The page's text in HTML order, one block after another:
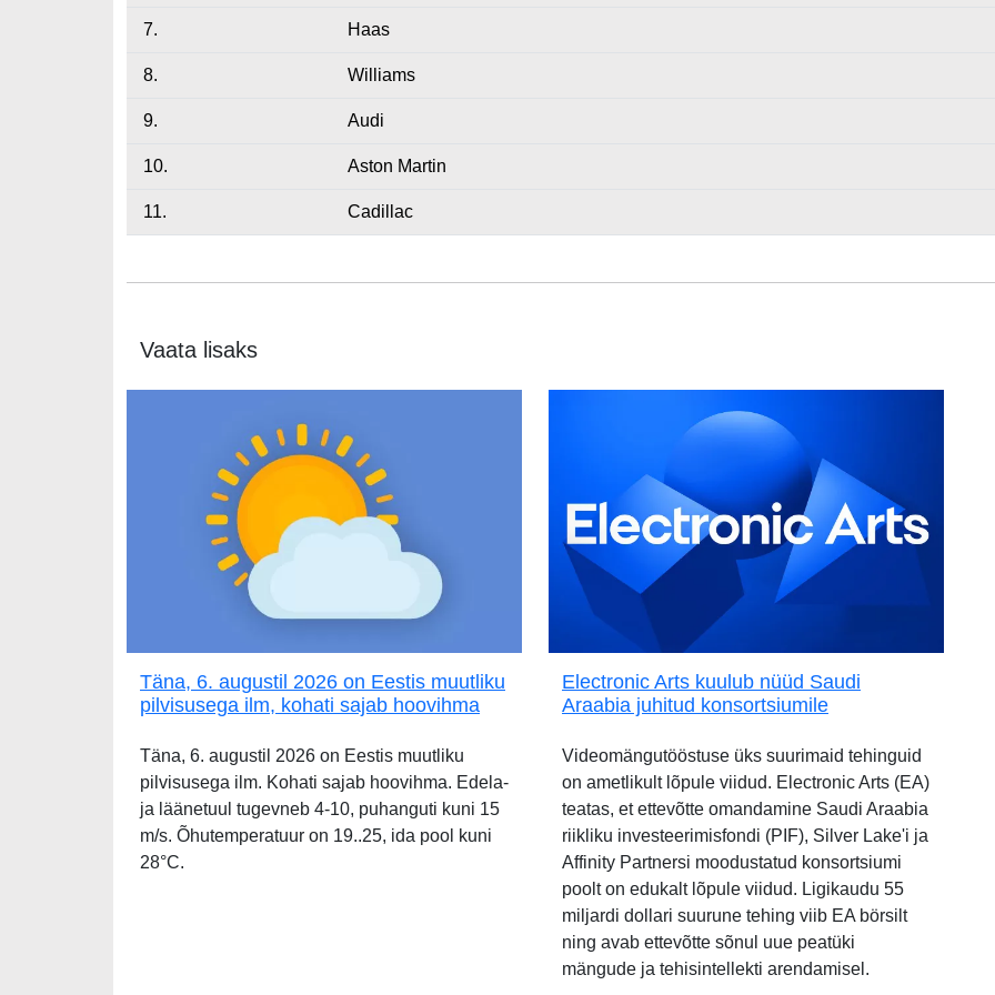
7. Haas
8. Williams
9. Audi
10. Aston Martin
11. Cadillac
Vaata lisaks
Täna, 6. augustil 2026 on Eestis muutliku
pilvisusega ilm, kohati sajab hoovihma
Täna, 6. augustil 2026 on Eestis muutliku
pilvisusega ilm. Kohati sajab hoovihma. Edela-
ja läänetuul tugevneb 4-10, puhanguti kuni 15
m/s. Õhutemperatuur on 19..25, ida pool kuni
28°C.
Electronic Arts kuulub nüüd Saudi
Araabia juhitud konsortsiumile
Videomängutööstuse üks suurimaid tehinguid
on ametlikult lõpule viidud. Electronic Arts (EA)
teatas, et ettevõtte omandamine Saudi Araabia
riikliku investeerimisfondi (PIF), Silver Lake'i ja
Affinity Partnersi moodustatud konsortsiumi
poolt on edukalt lõpule viidud. Ligikaudu 55
miljardi dollari suurune tehing viib EA börsilt
ning avab ettevõtte sõnul uue peatüki
mängude ja tehisintellekti arendamisel.